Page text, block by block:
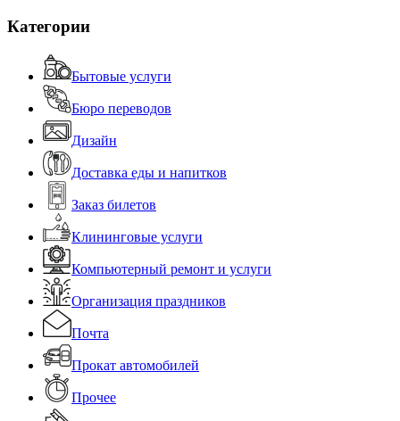
Категории
Бытовые услуги
Бюро переводов
Дизайн
Доставка еды и напитков
Заказ билетов
Клининговые услуги
Компьютерный ремонт и услуги
Организация праздников
Почта
Прокат автомобилей
Прочее